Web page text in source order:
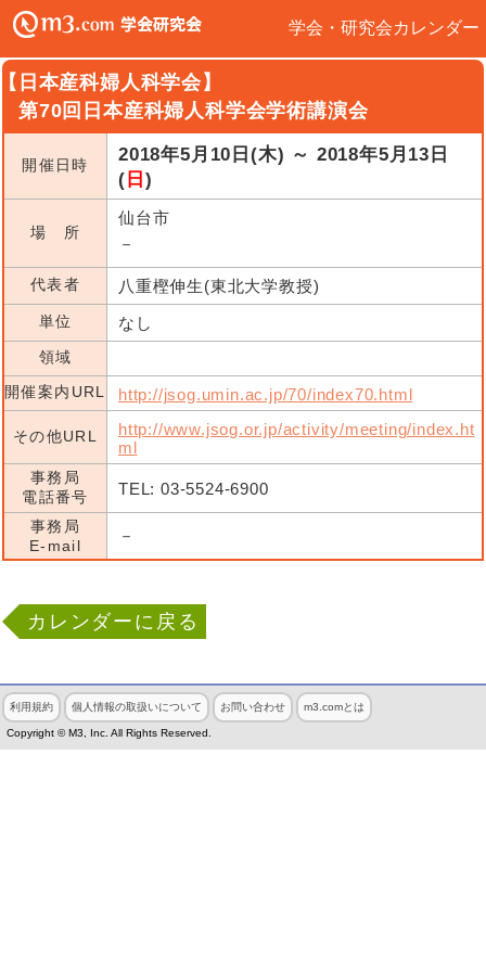
学会・研究会カレンダー
日本産科婦人科学会】
第70回日本産科婦人科学会学術講演会
開催日時
2018年5月10日(木) ～ 2018年5月13日
( 日 )
場 所
仙台市
－
代表者 八重樫伸生(東北大学教授)
単位 なし
領域
開催案内URL
http://jsog.umin.ac.jp/70/index70.html
その他URL
http://www.jsog.or.jp/activity/meeting/index.ht
ml
事務局
電話番号
TEL: 03-5524-6900
事務局
E-mail
－
カレンダーに戻る
利用規約 個人情報の取扱いについて お問い合わせ m3.comとは
Copyright © M3, Inc. All Rights Reserved.